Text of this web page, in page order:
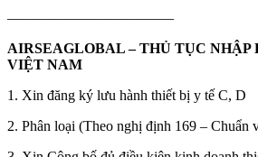
———————————–
AIRSEAGLOBAL – THỦ TỤC NHẬP
VIỆT NAM
1. Xin đăng ký lưu hành thiết bị y tế C, D
2. Phân loại (Theo nghị định 169 – Chuẩn